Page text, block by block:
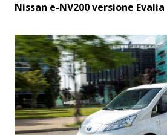
Nissan e-NV200 versione Evalia